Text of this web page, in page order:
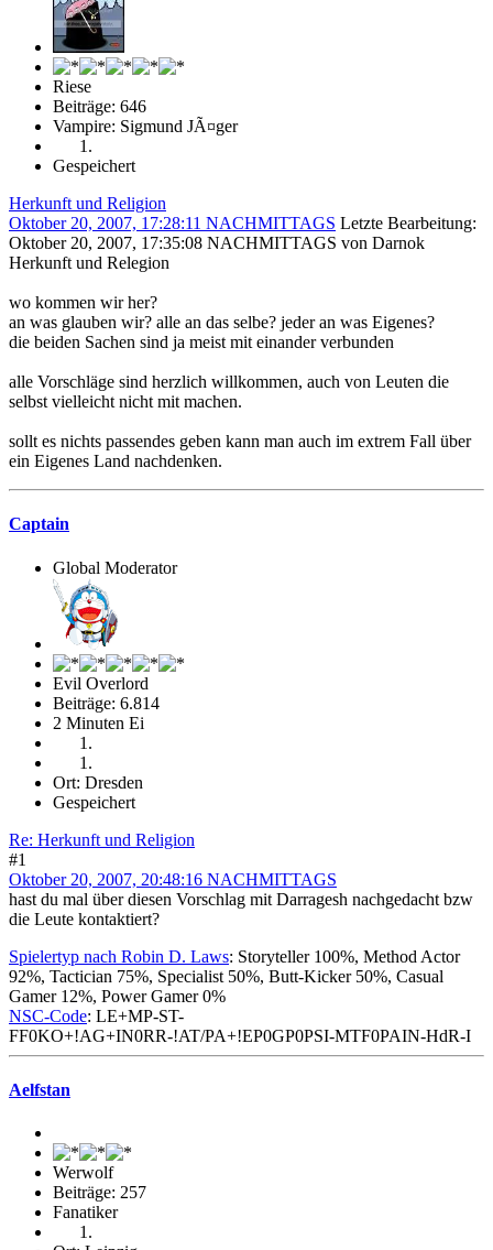
Riese
Beiträge: 646
Vampire: Sigmund JÃ¤ger
Gespeichert
Herkunft und Religion
Oktober 20, 2007, 17:28:11 NACHMITTAGS Letzte Bearbeitung:
Oktober 20, 2007, 17:35:08 NACHMITTAGS von Darnok
Herkunft und Relegion
wo kommen wir her?
an was glauben wir? alle an das selbe? jeder an was Eigenes?
die beiden Sachen sind ja meist mit einander verbunden
alle Vorschläge sind herzlich willkommen, auch von Leuten die
selbst vielleicht nicht mit machen.
sollt es nichts passendes geben kann man auch im extrem Fall über
ein Eigenes Land nachdenken.
Captain
Global Moderator
Evil Overlord
Beiträge: 6.814
2 Minuten Ei
Ort: Dresden
Gespeichert
Re: Herkunft und Religion
#1
Oktober 20, 2007, 20:48:16 NACHMITTAGS
hast du mal über diesen Vorschlag mit Darragesh nachgedacht bzw
die Leute kontaktiert?
Spielertyp nach Robin D. Laws: Storyteller 100%, Method Actor
92%, Tactician 75%, Specialist 50%, Butt-Kicker 50%, Casual
Gamer 12%, Power Gamer 0%
NSC-Code: LE+MP-ST-
FF0KO+!AG+IN0RR-!AT/PA+!EP0GP0PSI-MTF0PAIN-HdR-I
Aelfstan
Werwolf
Beiträge: 257
Fanatiker